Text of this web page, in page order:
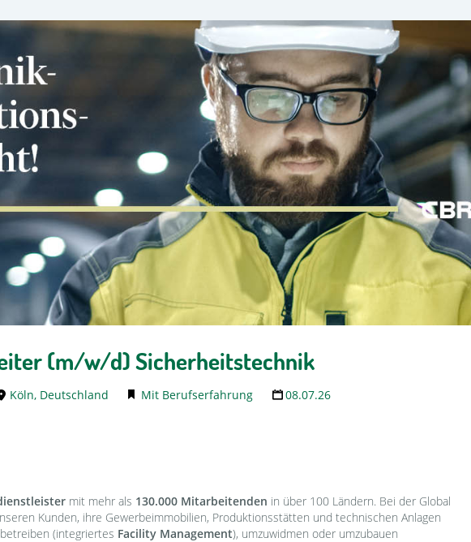
(m/w/d) Sicherheitstechnik
Köln, Deutschland Mit Berufserfahrung 08.07.26
mit mehr als 130.000 Mitarbeitenden in über 100 Ländern. Bei der Global
Kunden, ihre Gewerbeimmobilien, Produktionsstätten und technischen Anlagen
(integriertes Facility Management), umzuwidmen oder umzubauen